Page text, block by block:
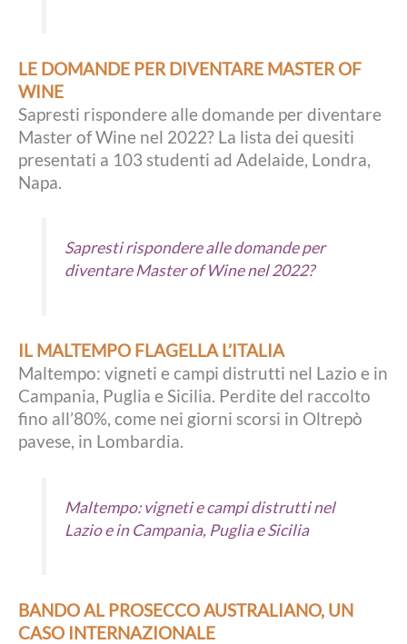
LE DOMANDE PER DIVENTARE MASTER OF
WINE
Sapresti rispondere alle domande per diventare
Master of Wine nel 2022? La lista dei quesiti
presentati a 103 studenti ad Adelaide, Londra,
Napa.
Sapresti rispondere alle domande per
diventare Master of Wine nel 2022?
IL MALTEMPO FLAGELLA L’ITALIA
Maltempo: vigneti e campi distrutti nel Lazio e in
Campania, Puglia e Sicilia. Perdite del raccolto
fino all’80%, come nei giorni scorsi in Oltrepò
pavese, in Lombardia.
Maltempo: vigneti e campi distrutti nel
Lazio e in Campania, Puglia e Sicilia
BANDO AL PROSECCO AUSTRALIANO, UN
CASO INTERNAZIONALE